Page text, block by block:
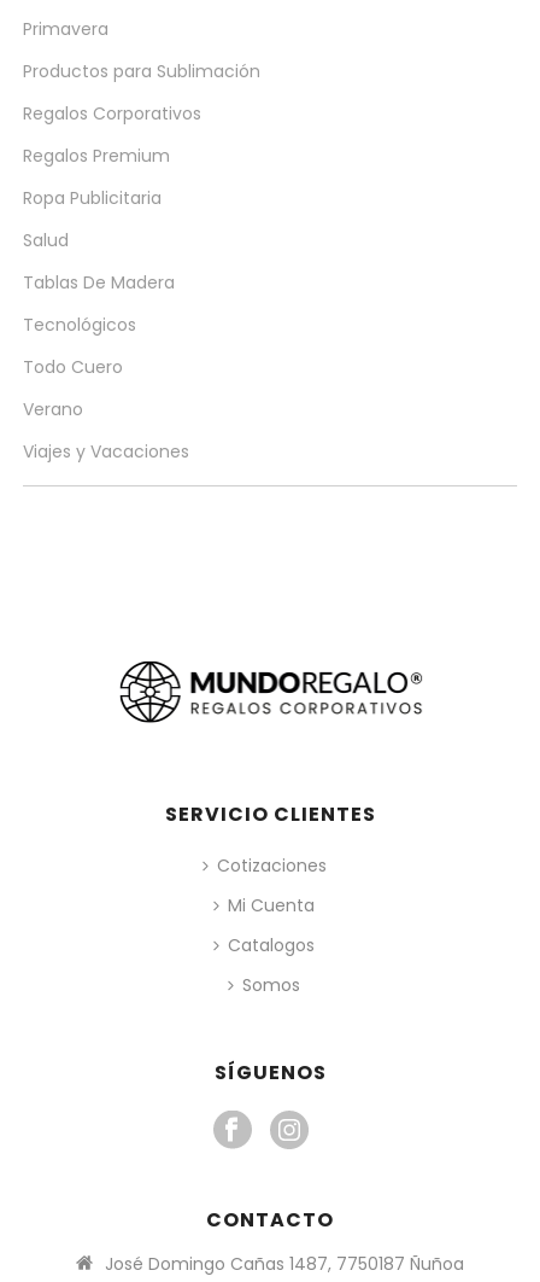
Primavera
Productos para Sublimación
Regalos Corporativos
Regalos Premium
Ropa Publicitaria
Salud
Tablas De Madera
Tecnológicos
Todo Cuero
Verano
Viajes y Vacaciones
SERVICIO CLIENTES
Cotizaciones
Mi Cuenta
Catalogos
Somos
SÍGUENOS
CONTACTO
José Domingo Cañas 1487, 7750187 Ñuñoa